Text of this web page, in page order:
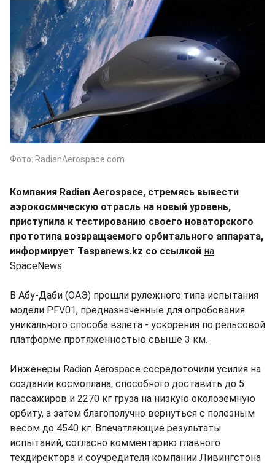
Фото: RadianAerospace.com
Компания Radian Aerospace, стремясь вывести
аэрокосмическую отрасль на новый уровень,
приступила к тестированию своего новаторского
прототипа возвращаемого орбитального аппарата,
информирует Taspanews.kz со ссылкой на
SpaceNews.
В Абу-Даби (ОАЭ) прошли рулежного типа испытания
модели PFV01, предназначенные для опробования
уникального способа взлета - ускорения по рельсовой
платформе протяженностью свыше 3 км.
Инженеры Radian Aerospace сосредоточили усилия на
создании космоплана, способного доставить до 5
пассажиров и 2270 кг груза на низкую околоземную
орбиту, а затем благополучно вернуться с полезным
весом до 4540 кг. Впечатляющие результаты
испытаний, согласно комментарию главного
техдиректора и соучредителя компании Ливингстона